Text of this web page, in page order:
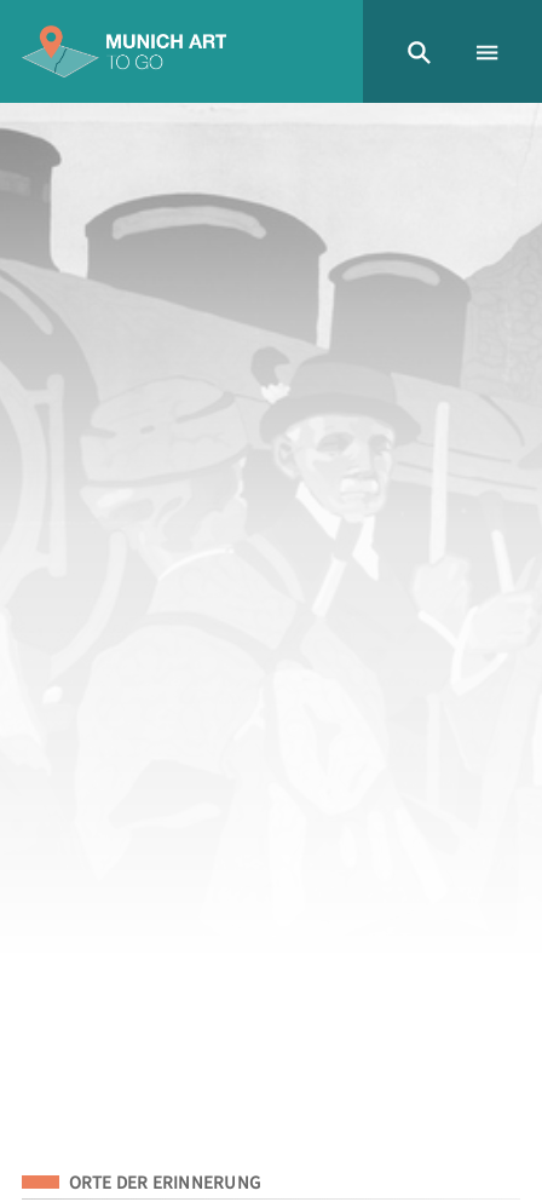
Eingeordnet unter
ORTE DER ERINNERUNG